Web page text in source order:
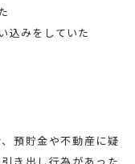
込みをしていた
預貯金や不動産に疑